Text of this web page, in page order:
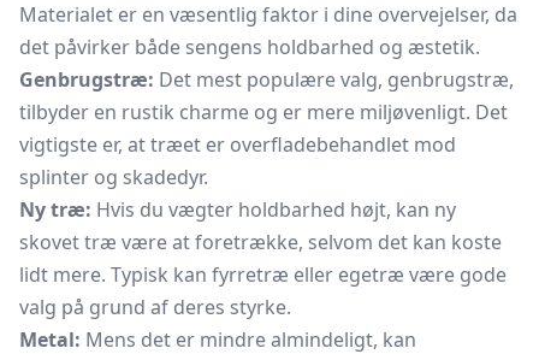
Materialet er en væsentlig faktor i dine overvejelser, da
det påvirker både sengens holdbarhed og æstetik.
Genbrugstræ: Det mest populære valg, genbrugstræ,
tilbyder en rustik charme og er mere miljøvenligt. Det
vigtigste er, at træet er overfladebehandlet mod
splinter og skadedyr.
Ny træ: Hvis du vægter holdbarhed højt, kan ny
skovet træ være at foretrække, selvom det kan koste
lidt mere. Typisk kan fyrretræ eller egetræ være gode
valg på grund af deres styrke.
Metal: Mens det er mindre almindeligt, kan